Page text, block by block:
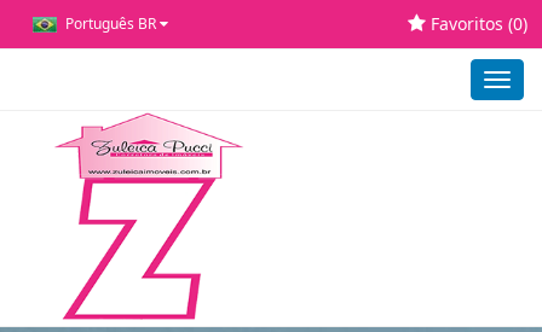
Português BR Favoritos (0)